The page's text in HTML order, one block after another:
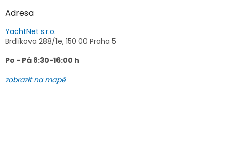
Adresa
YachtNet s.r.o.
Brdlíkova 288/1e, 150 00 Praha 5
Po - Pá 8:30-16:00 h
zobrazit na mapě